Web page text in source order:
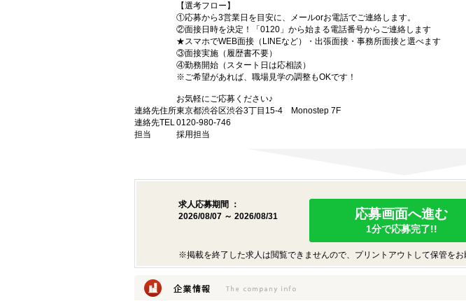
【選考フロー】
①応募から3営業日を目安に、メールorお電話でご連絡します。
②面接日時を決定！「0120」から始まる電話番号からご連絡します
★スマホでWEB面接（LINEなど）・出張面接・事務所面接と選べます
③面接実施（履歴書不要）
④勤務開始（スタート日は応相談）
※ご希望があれば、職場見学の調整もOKです！
お気軽にご応募ください♪
連絡先住所東京都渋谷区渋谷3丁目15-4 Monostep 7F
連絡先TEL0120-980-746
担当
採用担当
求人応募期間 ：
2026/08/07 ～ 2026/08/31
応募画面へ進む
1分で応募完了!!
※掲載を終了した求人は閲覧できませんので、プリントアウトして保管をお